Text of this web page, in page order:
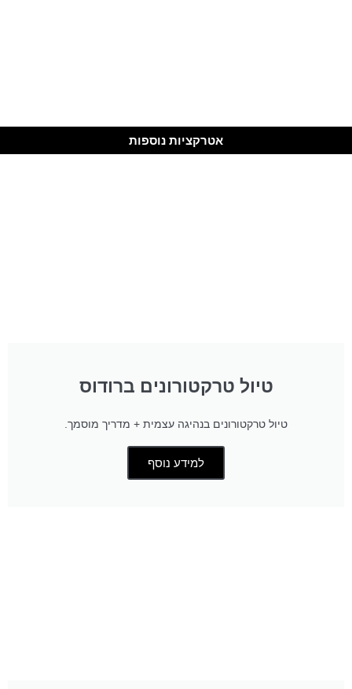
אטרקציות נוספות
טיול טרקטורונים ברודוס
טיול טרקטורונים בנהיגה עצמית + מדריך מוסמך.
למידע נוסף